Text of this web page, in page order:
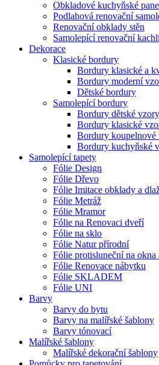
Obkladové kuchyňské
Podlahová renovační
Renovační obklady stěn
Samolepící renovační
Dekorace
Klasické bordury
Bordury klasické a
Bordury moderní
Dětské bordury
Samolepící bordury
Bordury dětské vzory
Bordury klasické
Bordury koupelnové
Bordury kuchyňské
Samolepící tapety
Fólie Design
Fólie Dřevo
Fólie Imitace obklady a
Fólie Metráž
Fólie Mramor
Fólie na Renovaci dveří
Fólie na sklo
Fólie Natur přírodní
Fólie protisluneční na okna
Fólie Renovace nábytku
Fólie SKLADEM
Fólie UNI
Barvy
Barvy do bytu
Barvy na malířské šablony
Barvy tónovací
Malířské šablony
Malířské dekorační šablony